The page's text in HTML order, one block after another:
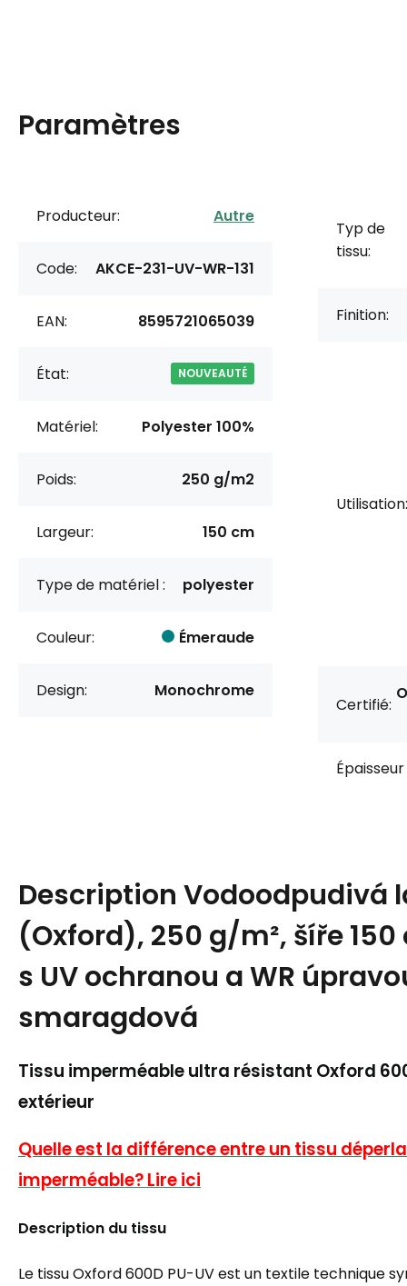
Paramètres
Producteur: Autre
Code: AKCE-231-UV-WR-131
EAN: 8595721065039
État: NOUVEAUTÉ
Matériel: Polyester 100%
Poids: 250 g/m2
Largeur: 150 cm
Type de matériel : polyester
Couleur: Émeraude
Design: Monochrome
Typ de
tissu:
Finition:
Utilisation:
Certifié:
Épaisseur
Description Vodoodpudivá
(Oxford), 250 g/m², šíře 150
s UV ochranou a WR
smaragdová
Tissu imperméable ultra résistant Oxford
extérieur
Quelle est la différence entre un tissu
imperméable? Lire ici
Description du tissu
Le tissu Oxford 600D PU-UV est un textile technique